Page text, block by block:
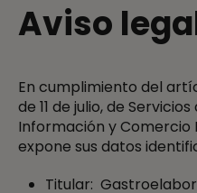
Aviso
En cumplimiento del
de 11 de julio, de
Información y Comercio
expone sus datos
Titular: